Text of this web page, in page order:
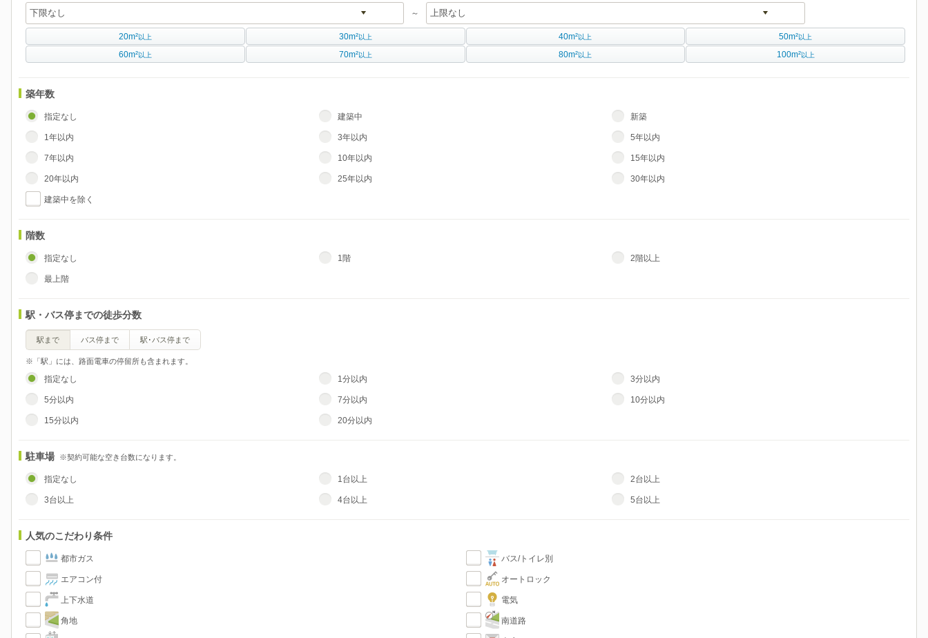
～
20m²以上 30m²以上 40m²以上 50m²以上
60m²以上 70m²以上 80m²以上 100m²以上
築年数
指定なし 建築中 新築
1年以内 3年以内 5年以内
7年以内 10年以内 15年以内
20年以内 25年以内 30年以内
建築中を除く
階数
指定なし 1階 2階以上
最上階
駅・バス停までの徒歩分数
駅まで バス停まで 駅･バス停まで
指定なし 1分以内 3分以内
5分以内 7分以内 10分以内
15分以内 20分以内
※「駅」には、路面電車の停留所も含まれます。
駐車場 ※契約可能な空き台数になります。
指定なし 1台以上 2台以上
3台以上 4台以上 5台以上
人気のこだわり条件
都市ガス バス/トイレ別
エアコン付 オートロック
上下水道 電気
角地 南道路